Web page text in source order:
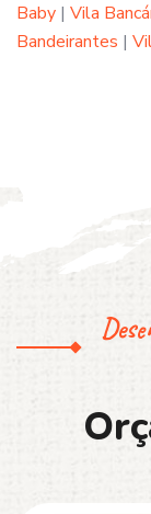
Baby | Vila
Bandeirantes |
Orç